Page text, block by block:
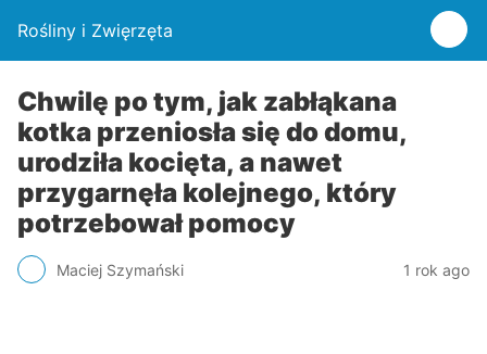
Rośliny i Zwięrzęta
Chwilę po tym, jak zabłąkana
kotka przeniosła się do domu,
urodziła kocięta, a nawet
przygarnęła kolejnego, który
potrzebował pomocy
Maciej Szymański 1 rok ago